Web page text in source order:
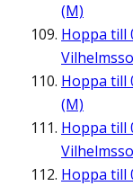
(M)
Hoppa till
Hoppa till
(M)
Hoppa till
Hoppa till